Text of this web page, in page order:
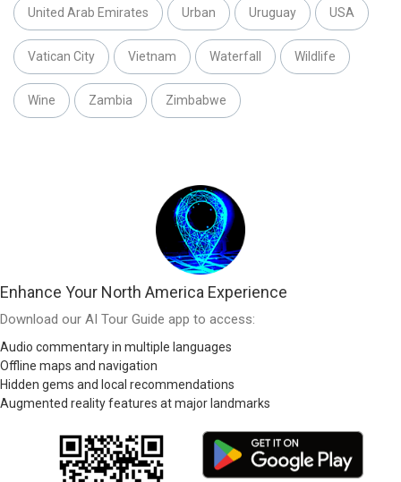
United Arab Emirates Urban Uruguay USA
Vatican City Vietnam Waterfall Wildlife
Wine Zambia Zimbabwe
Enhance Your North America Experience
Download our AI Tour Guide app to access:
Audio commentary in multiple languages
Offline maps and navigation
Hidden gems and local recommendations
Augmented reality features at major landmarks